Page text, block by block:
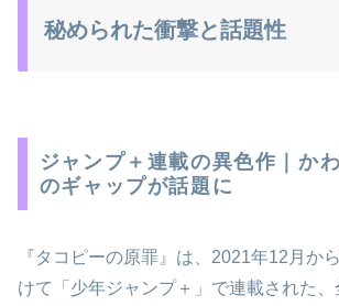
秘められた衝撃と話題性
ジャンプ＋連載の異色作｜か
のギャップが話題に
『タコピーの原罪』は、2021年12月か
けて「少年ジャンプ＋」で連載された